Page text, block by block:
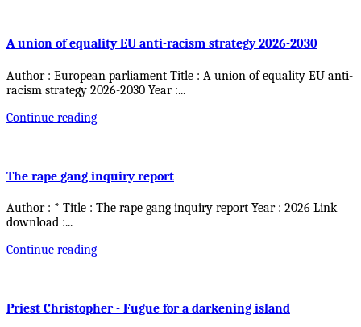
A union of equality EU anti-racism strategy 2026-2030
Author : European parliament Title : A union of equality EU anti-
racism strategy 2026-2030 Year :...
Continue reading
The rape gang inquiry report
Author : * Title : The rape gang inquiry report Year : 2026 Link
download :...
Continue reading
Priest Christopher - Fugue for a darkening island